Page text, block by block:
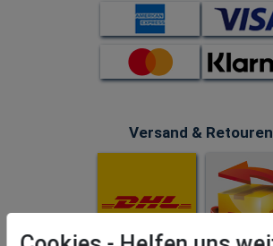
Versand & Retouren